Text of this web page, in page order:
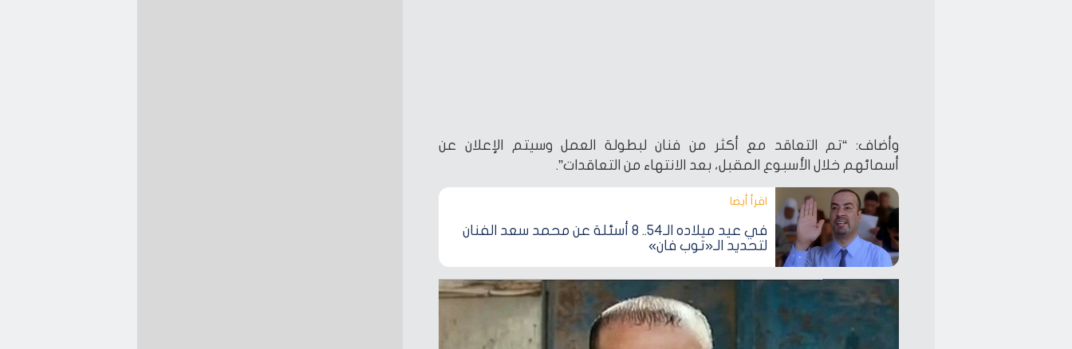
وأضاف: “تم التعاقد مع أكثر من فنان لبطولة العمل وسيتم الإعلان عن
أسمائهم خلال الأسبوع المقبل، بعد الانتهاء من التعاقدات”.
اقرأ أيضا‎
في عيد ميلاده الـ54.. 8 أسئلة عن محمد سعد الفنان
لتحديد الـ«توب فان»